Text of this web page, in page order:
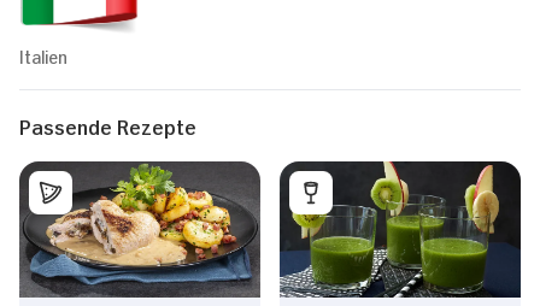
Italien
Passende Rezepte